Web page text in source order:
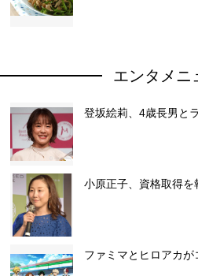
エンタメニ
登坂絵莉、4歳長男と
小原正子、資格取得を
ファミマとヒロアカが